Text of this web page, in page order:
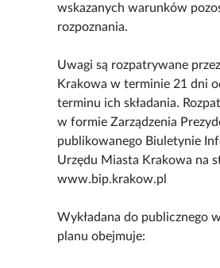
wskazanych warunków
rozpoznania.
Uwagi są rozpatrywane
Krakowa w terminie 21 dni
terminu ich składania.
w formie Zarządzenia
publikowanego Biuletynie
Urzędu Miasta Krakowa na
www.bip.krakow.pl
Wykładana do publicznego
planu obejmuje: